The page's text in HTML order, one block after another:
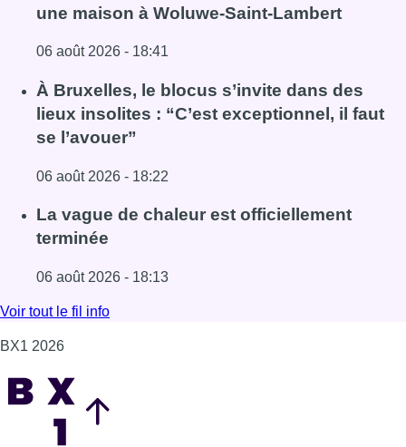
une maison à Woluwe-Saint-Lambert
06 août 2026 - 18:41
Lire l'article Une explosion provoque un incendie dans
À Bruxelles, le blocus s’invite dans des
lieux insolites : “C’est exceptionnel, il faut
se l’avouer”
06 août 2026 - 18:22
Lire l'article À Bruxelles, le blocus s’invite dans des lieux
La vague de chaleur est officiellement
terminée
06 août 2026 - 18:13
Lire l'article La vague de chaleur est officiellement
Voir tout le fil info
BX1 2026